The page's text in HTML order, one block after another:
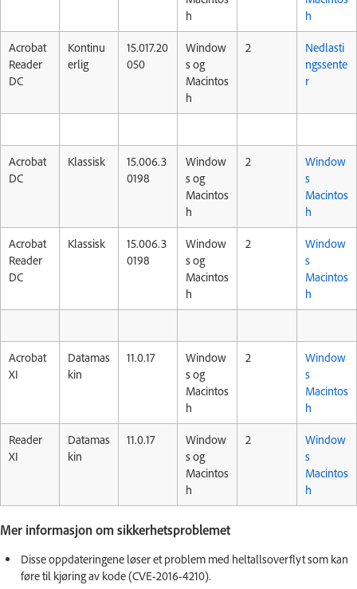
h
h
Acrobat
Reader
DC
Kontinu
erlig
15.017.20
050
Window
s og
Macintos
h
2
Nedlasti
ngssente
r
Acrobat
DC
Klassisk
15.006.3
0198
Window
s og
Macintos
h
2
Window
s
Macintos
h
Acrobat
Reader
DC
Klassisk
15.006.3
0198
Window
s og
Macintos
h
2
Window
s
Macintos
h
Acrobat
XI
Datamas
kin
11.0.17
Window
s og
Macintos
h
2
Window
s
Macintos
h
Reader
XI
Datamas
kin
11.0.17
Window
s og
Macintos
h
2
Window
s
Macintos
h
Mer informasjon om sikkerhetsproblemet
Disse oppdateringene løser et problem med heltallsoverflyt som kan
føre til kjøring av kode (CVE-2016-4210).